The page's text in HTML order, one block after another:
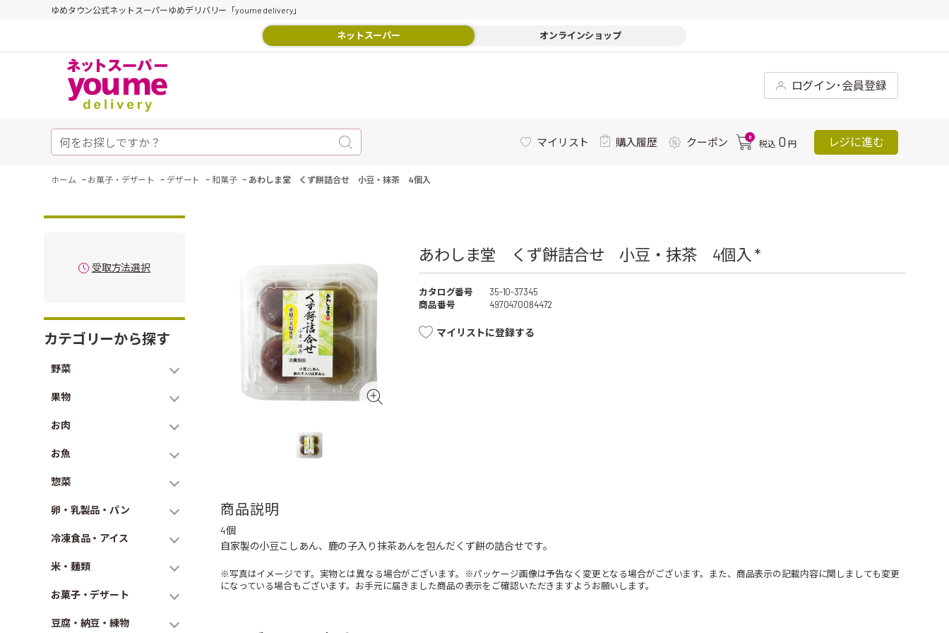
ゆめタウン公式ネットスーパーゆめデリバリー「youme delivery」
ネットスーパー オンラインショップ
ログイン･会員登録
マイリスト 購入履歴 クーポン 0
税込 0 円 レジに進む
ホーム - お菓子・デザート - デザート - 和菓子 - あわしま堂 くず餅詰合せ 小豆・抹茶 4個入
受取方法選択
カテゴリーから探す
野菜
果物
お肉
お魚
惣菜
卵・乳製品・パン
冷凍食品・アイス
米・麺類
お菓子・デザート
豆腐・納豆・練物
あわしま堂 くず餅詰合せ 小豆・抹茶 4個入 *
カタログ番号
35-10-37345
商品番号
4970470084472
マイリストに登録する
商品説明
4個
自家製の小豆こしあん、鹿の子入り抹茶あんを包んだくず餅の詰合せです。
※写真はイメージです。実物とは異なる場合がございます。※パッケージ画像は予告なく変更となる場合がございます。また、商品表示の記載内容に関しましても変更
になっている場合もございます。お手元に届きました商品の表示をご確認いただきますようお願いします。